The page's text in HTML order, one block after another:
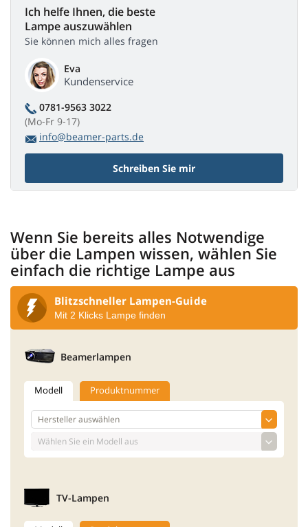
Ich helfe Ihnen, die beste
Lampe auszuwählen
Sie können mich alles fragen
Eva
Kundenservice
0781-9563 3022
(Mo-Fr 9-17)
info@beamer-parts.de
Schreiben Sie mir
Wenn Sie bereits alles Notwendige
über die Lampen wissen, wählen Sie
einfach die richtige Lampe aus
Blitzschneller Lampen-Guide
Mit 2 Klicks Lampe finden
Beamerlampen
Modell Produktnummer
TV-Lampen